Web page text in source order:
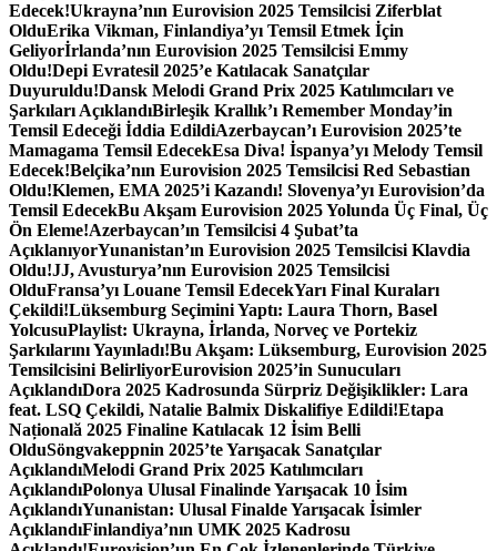
Edecek!Ukrayna’nın Eurovision 2025 Temsilcisi Ziferblat
OlduErika Vikman, Finlandiya’yı Temsil Etmek İçin
Geliyorİrlanda’nın Eurovision 2025 Temsilcisi Emmy
Oldu!Depi Evratesil 2025’e Katılacak Sanatçılar
Duyuruldu!Dansk Melodi Grand Prix 2025 Katılımcıları ve
Şarkıları AçıklandıBirleşik Krallık’ı Remember Monday’in
Temsil Edeceği İddia EdildiAzerbaycan’ı Eurovision 2025’te
Mamagama Temsil EdecekEsa Diva! İspanya’yı Melody Temsil
Edecek!Belçika’nın Eurovision 2025 Temsilcisi Red Sebastian
Oldu!Klemen, EMA 2025’i Kazandı! Slovenya’yı Eurovision’da
Temsil EdecekBu Akşam Eurovision 2025 Yolunda Üç Final, Üç
Ön Eleme!Azerbaycan’ın Temsilcisi 4 Şubat’ta
AçıklanıyorYunanistan’ın Eurovision 2025 Temsilcisi Klavdia
Oldu!JJ, Avusturya’nın Eurovision 2025 Temsilcisi
OlduFransa’yı Louane Temsil EdecekYarı Final Kuraları
Çekildi!Lüksemburg Seçimini Yaptı: Laura Thorn, Basel
YolcusuPlaylist: Ukrayna, İrlanda, Norveç ve Portekiz
Şarkılarını Yayınladı!Bu Akşam: Lüksemburg, Eurovision 2025
Temsilcisini BelirliyorEurovision 2025’in Sunucuları
AçıklandıDora 2025 Kadrosunda Sürpriz Değişiklikler: Lara
feat. LSQ Çekildi, Natalie Balmix Diskalifiye Edildi!Etapa
Națională 2025 Finaline Katılacak 12 İsim Belli
OlduSöngvakeppnin 2025’te Yarışacak Sanatçılar
AçıklandıMelodi Grand Prix 2025 Katılımcıları
AçıklandıPolonya Ulusal Finalinde Yarışacak 10 İsim
AçıklandıYunanistan: Ulusal Finalde Yarışacak İsimler
AçıklandıFinlandiya’nın UMK 2025 Kadrosu